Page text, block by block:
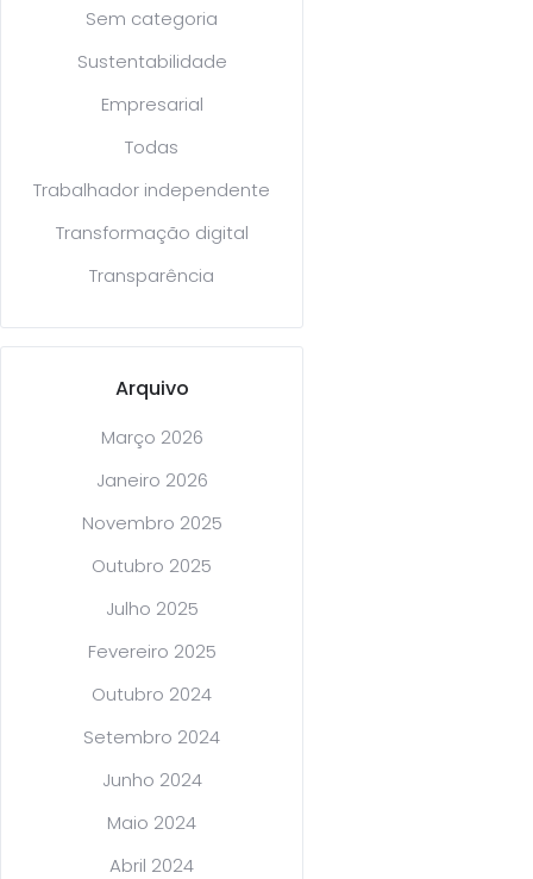
Sem categoria
Sustentabilidade
Empresarial
Todas
Trabalhador independente
Transformação digital
Transparência
Arquivo
Março 2026
Janeiro 2026
Novembro 2025
Outubro 2025
Julho 2025
Fevereiro 2025
Outubro 2024
Setembro 2024
Junho 2024
Maio 2024
Abril 2024